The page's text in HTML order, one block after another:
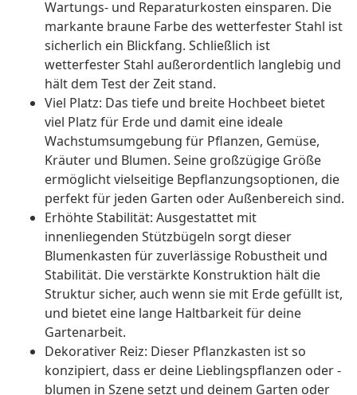
Wartungs- und Reparaturkosten einsparen. Die
markante braune Farbe des wetterfester Stahl ist
sicherlich ein Blickfang. Schließlich ist
wetterfester Stahl außerordentlich langlebig und
hält dem Test der Zeit stand.
Viel Platz: Das tiefe und breite Hochbeet bietet
viel Platz für Erde und damit eine ideale
Wachstumsumgebung für Pflanzen, Gemüse,
Kräuter und Blumen. Seine großzügige Größe
ermöglicht vielseitige Bepflanzungsoptionen, die
perfekt für jeden Garten oder Außenbereich sind.
Erhöhte Stabilität: Ausgestattet mit
innenliegenden Stützbügeln sorgt dieser
Blumenkasten für zuverlässige Robustheit und
Stabilität. Die verstärkte Konstruktion hält die
Struktur sicher, auch wenn sie mit Erde gefüllt ist,
und bietet eine lange Haltbarkeit für deine
Gartenarbeit.
Dekorativer Reiz: Dieser Pflanzkasten ist so
konzipiert, dass er deine Lieblingspflanzen oder -
blumen in Szene setzt und deinem Garten oder